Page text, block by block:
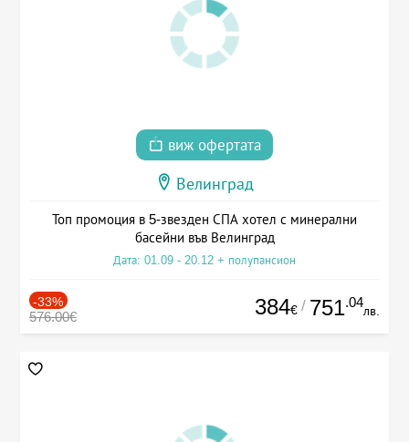
виж офертата
Велинград
Топ промоция в 5-звезден СПА хотел с минерални
басейни във Велинград
Дата: 01.09 - 20.12 + полупансион
-33%
576.00€ 384€ / 751.04
лв.